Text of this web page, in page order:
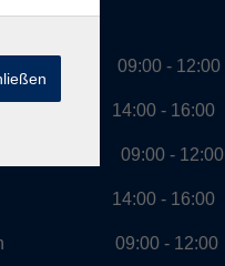
09:00 - 12:00
- 16:00
09:00 - 12:00
- 16:00
09:00 - 12:00